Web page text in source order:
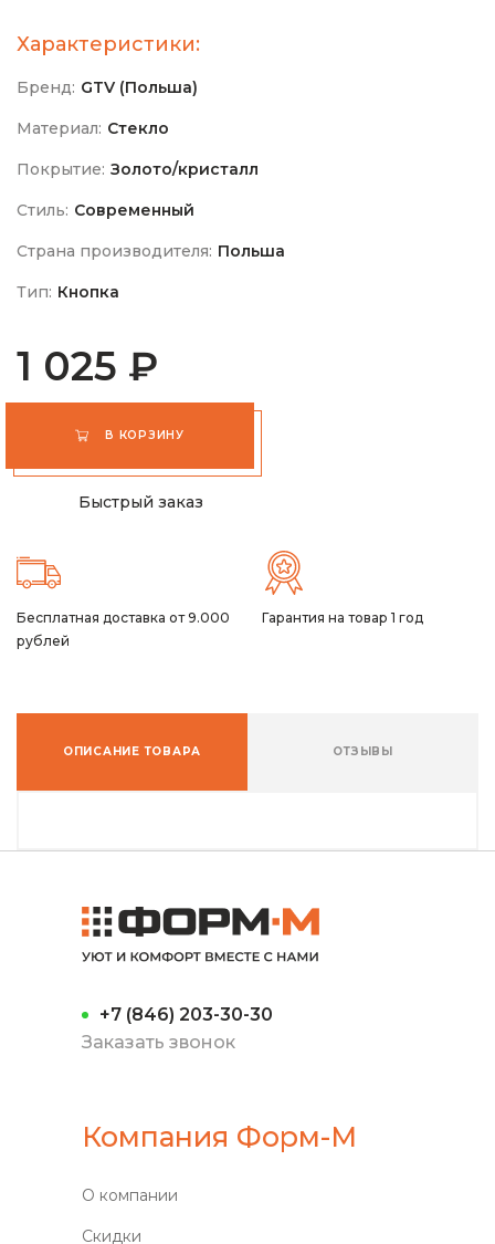
Характеристики:
Бренд: GTV (Польша)
Материал: Стекло
Покрытие: Золото/кристалл
Стиль: Современный
Страна производителя: Польша
Тип: Кнопка
1 025 ₽
В КОРЗИНУ
Быстрый заказ
Бесплатная доставка от 9.000
рублей
Гарантия на товар 1 год
ОПИСАНИЕ ТОВАРА ОТЗЫВЫ
+7 (846) 203-30-30
Заказать звонок
Компания Форм-М
О компании
Скидки